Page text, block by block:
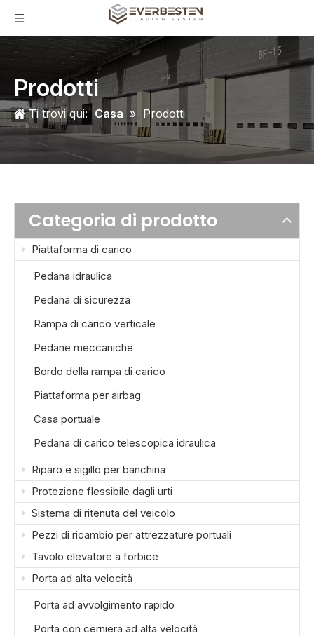
Prodotti
Ti trovi qui: Casa » Prodotti
Categoria di prodotto
Piattaforma di carico
Pedana idraulica
Pedana di sicurezza
Rampa di carico verticale
Pedane meccaniche
Bordo della rampa di carico
Piattaforma per airbag
Casa portuale
Pedana di carico telescopica idraulica
Riparo e sigillo per banchina
Protezione flessibile dagli urti
Sistema di ritenuta del veicolo
Pezzi di ricambio per attrezzature portuali
Tavolo elevatore a forbice
Porta ad alta velocità
Porta ad avvolgimento rapido
Porta con cerniera ad alta velocità